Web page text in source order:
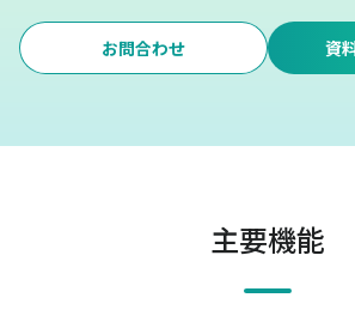
お問合わせ 資
主要機能